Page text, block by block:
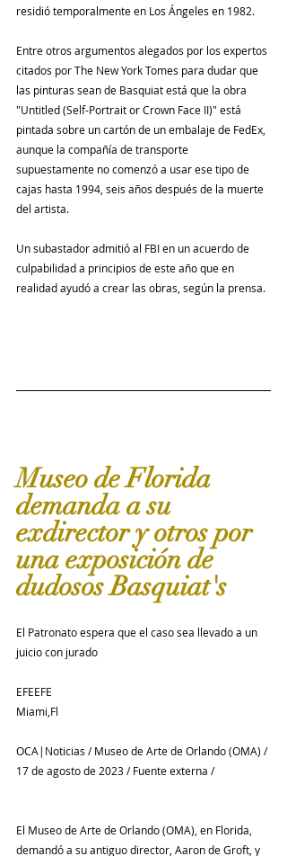
residió temporalmente en Los Ángeles en 1982.
Entre otros argumentos alegados por los expertos
citados por The New York Tomes para dudar que
las pinturas sean de Basquiat está que la obra
"Untitled (Self-Portrait or Crown Face II)" está
pintada sobre un cartón de un embalaje de FedEx,
aunque la compañía de transporte
supuestamente no comenzó a usar ese tipo de
cajas hasta 1994, seis años después de la muerte
del artista.
Un subastador admitió al FBI en un acuerdo de
culpabilidad a principios de este año que en
realidad ayudó a crear las obras, según la prensa.
Museo de Florida
demanda a su
exdirector y otros por
una exposición de
dudosos Basquiat's
El Patronato espera que el caso sea llevado a un
juicio con jurado
EFEEFE
Miami,Fl
OCA|Noticias / Museo de Arte de Orlando (OMA) /
17 de agosto de 2023 / Fuente externa /
El Museo de Arte de Orlando (OMA), en Florida,
demandó a su antiguo director, Aaron de Groft, y